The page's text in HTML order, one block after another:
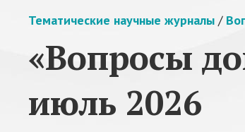
Тематические научные журналы /
«Вопросы
июль 2026